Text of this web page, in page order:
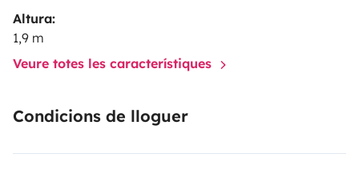
Altura:
1,9 m
Veure totes les característiques
Condicions de lloguer